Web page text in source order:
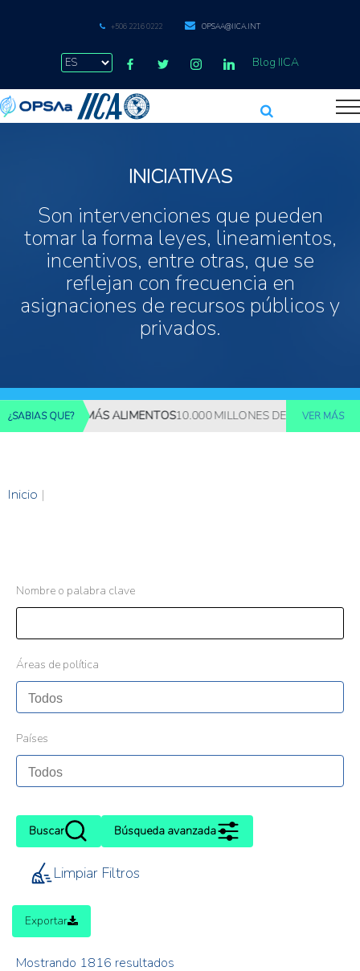
+506 2216 0222 OPSAA@IICA.INT
Blog IICA
INICIATIVAS
Son intervenciones que pueden
tomar la forma leyes, lineamientos,
incentivos, entre otras, que se
reflejan con frecuencia en
asignaciones de recursos públicos y
privados.
¿SABIAS QUE?MÁS ALIMENTOS10.000 MILLONES DE PERSONASVER MÁS
Inicio |
Nombre o palabra clave
Áreas de política
Países
Buscar Búsqueda avanzada
Limpiar Filtros
Exportar
Mostrando 1816 resultados